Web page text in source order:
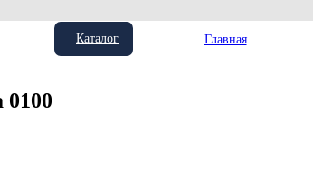
Каталог Главная
0100